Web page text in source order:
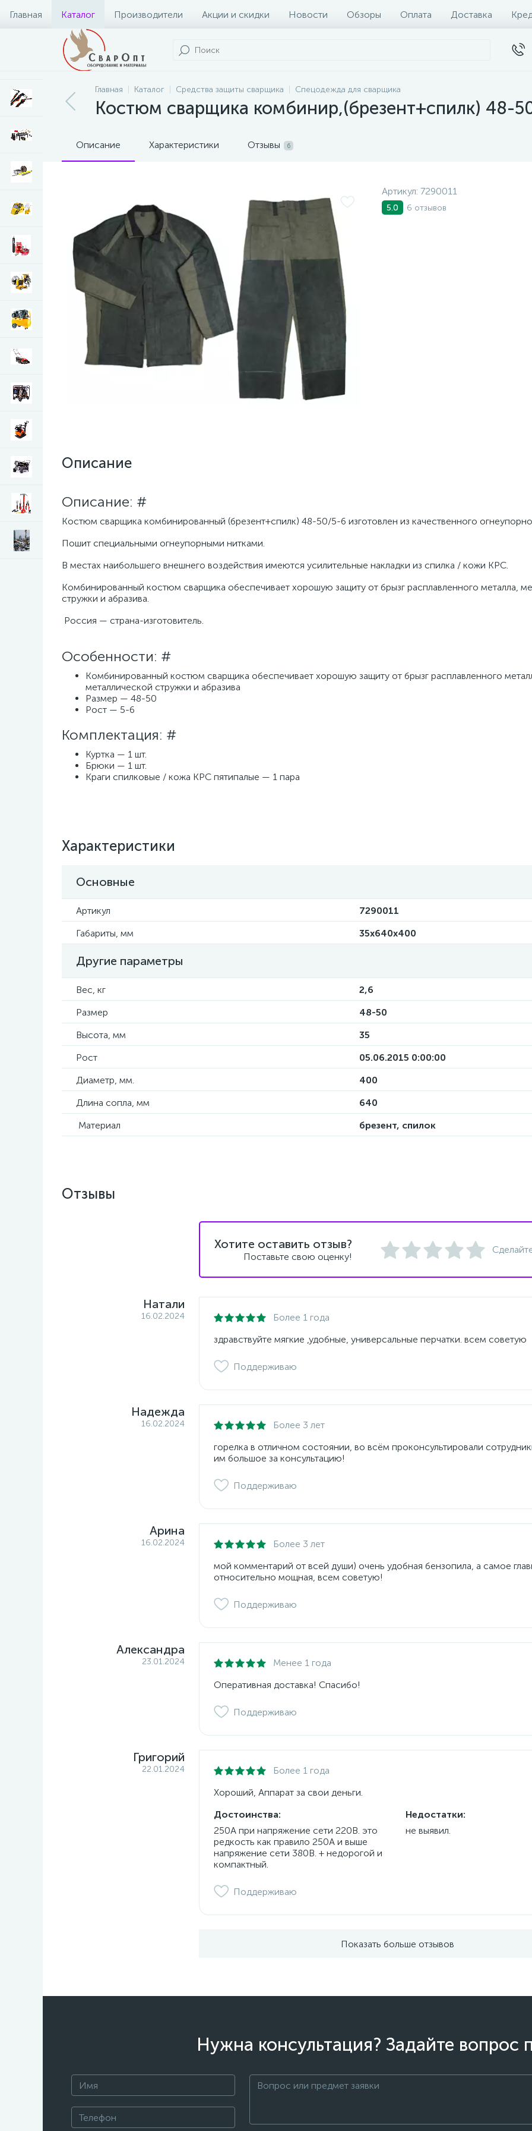
Главная Каталог Производители Акции и скидки Новости Обзоры Оплата Доставка
Главная Каталог Средства защиты сварщика Спецодежда для сварщика
Костюм сварщика комбинир,(брезент+спилк) 48-
Описание Характеристики Отзывы 6
Артикул: 7290011
5.0 6 отзывов
Описание
Описание: #
Костюм сварщика комбинированный (брезент+спилк) 48-50/5-6 изготовлен из качественного
Пошит специальными огнеупорными нитками.
В местах наибольшего внешнего воздействия имеются усилительные накладки из спилка / кожи КРС.
Комбинированный костюм сварщика обеспечивает хорошую защиту от брызг расплавленного металла,
стружки и абразива.
Россия — страна-изготовитель.
Особенности: #
Комбинированный костюм сварщика обеспечивает хорошую защиту от брызг расплавленного
металлической стружки и абразива
Размер — 48-50
Рост — 5-6
Комплектация: #
Куртка — 1 шт.
Брюки — 1 шт.
Краги спилковые / кожа КРС пятипалые — 1 пара
Характеристики
Основные
Артикул
7290011
Габариты, мм
35х640х400
Другие параметры
Вес, кг
2,6
Размер
48-50
Высота, мм
35
Рост
05.06.2015 0:00:00
Диаметр, мм.
400
Длина сопла, мм
640
Материал
брезент, спилок
Отзывы
Хотите оставить отзыв?
Поставьте свою оценку!
Натали
16.02.2024 Более 1 года
здравствуйте мягкие ,удобные, универсальные перчатки. всем советую
Поддерживаю
Надежда
16.02.2024 Более 3 лет
горелка в отличном состоянии, во всём проконсультировали
им большое за консультацию!
Поддерживаю
Арина
16.02.2024 Более 3 лет
мой комментарий от всей души) очень удобная бензопила, а самое
относительно мощная, всем советую!
Поддерживаю
Александра
23.01.2024 Менее 1 года
Оперативная доставка! Спасибо!
Поддерживаю
Григорий
22.01.2024 Более 1 года
Хороший, Аппарат за свои деньги.
Достоинства:
250А при напряжение сети 220В. это
редкость как правило 250А и выше
напряжение сети 380В. + недорогой и
компактный.
Недостатки:
не выявил.
Поддерживаю
Показать больше отзывов
Нужна консультация? Задайте вопрос